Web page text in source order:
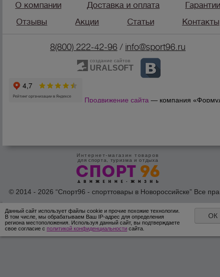
О компании Доставка и оплата
Отзывы
Акции Статьи Контакты
8(800) 222-42-96/ info@sport96.ru
создание сайтов
URALSOFT
Продвижение сайта — компания
Интернет-магазин товаров
для спорта, туризма и отдыха
© 2014 - 2026 “Спорт96 - спорттовары в Новороссийске” Все
Данный сайт использует файлы cookie и прочие похожие технологии.
В том числе, мы обрабатываем Ваш IP-адрес для определения
региона местоположения. Используя данный сайт, вы подтверждаете
свое согласие с политикой конфиденциальности сайта.
ОК